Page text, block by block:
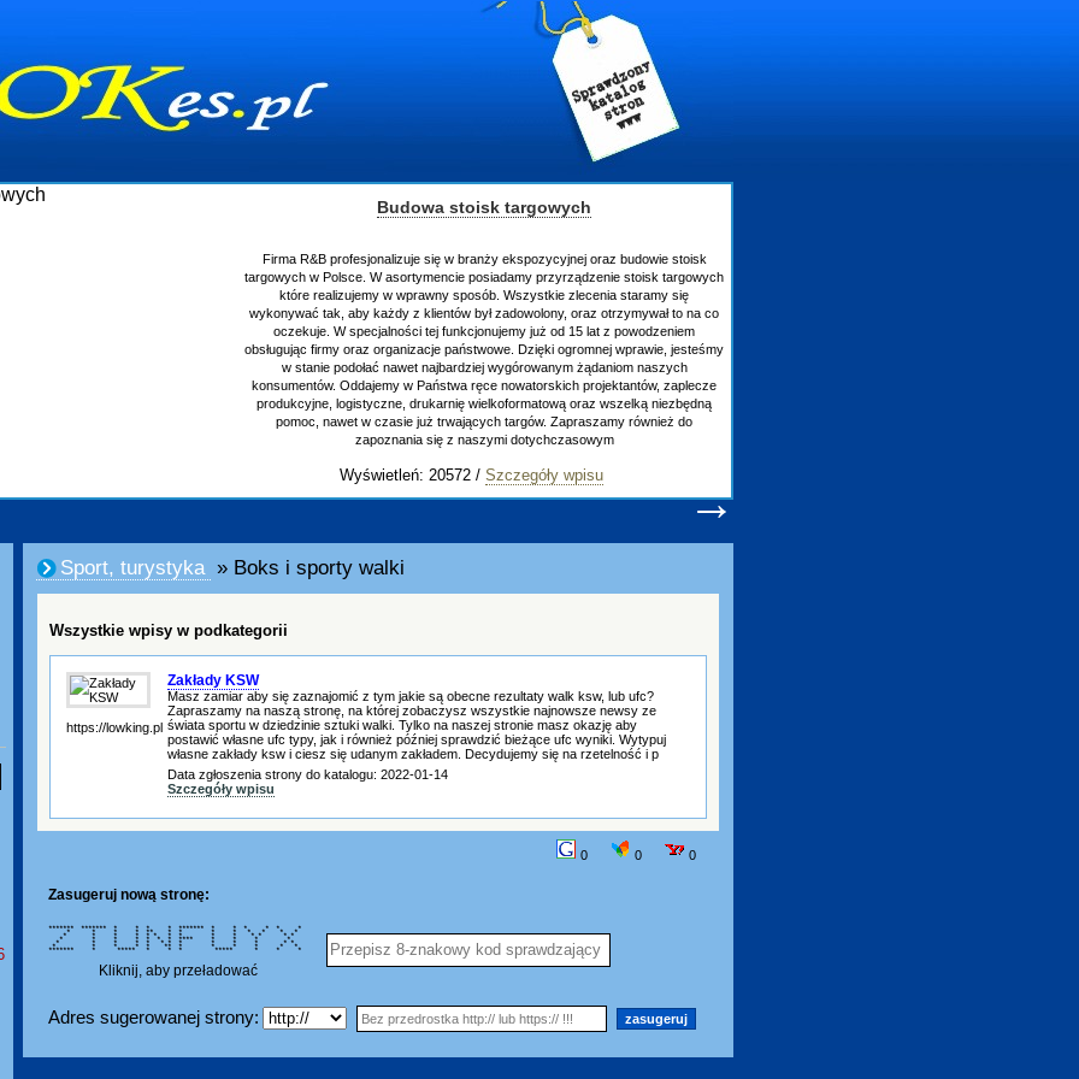
Budowa stoisk targowych
Firma R&B profesjonalizuje się w branży ekspozycyjnej oraz budowie stoisk
targowych w Polsce. W asortymencie posiadamy przyrządzenie stoisk targowych
które realizujemy w wprawny sposób. Wszystkie zlecenia staramy się
wykonywać tak, aby każdy z klientów był zadowolony, oraz otrzymywał to na co
oczekuje. W specjalności tej funkcjonujemy już od 15 lat z powodzeniem
obsługując firmy oraz organizacje państwowe. Dzięki ogromnej wprawie, jesteśmy
w stanie podołać nawet najbardziej wygórowanym żądaniom naszych
konsumentów. Oddajemy w Państwa ręce nowatorskich projektantów, zaplecze
produkcyjne, logistyczne, drukarnię wielkoformatową oraz wszelką niezbędną
pomoc, nawet w czasie już trwających targów. Zapraszamy również do
zapoznania się z naszymi dotychczasowym
Wyświetleń: 20572 / Szczegóły wpisu
→
Sport, turystyka » Boks i sporty walki
Wszystkie wpisy w podkategorii
https://lowking.pl
Zakłady KSW
Masz zamiar aby się zaznajomić z tym jakie są obecne rezultaty walk ksw, lub ufc?
Zapraszamy na naszą stronę, na której zobaczysz wszystkie najnowsze newsy ze
świata sportu w dziedzinie sztuki walki. Tylko na naszej stronie masz okazję aby
postawić własne ufc typy, jak i również później sprawdzić bieżące ufc wyniki. Wytypuj
własne zakłady ksw i ciesz się udanym zakładem. Decydujemy się na rzetelność i p
Data zgłoszenia strony do katalogu: 2022-01-14
Szczegóły wpisu
0 0 0
Zasugeruj nową stronę:
******* ******* * * * * ******* * * * * * *
* * * * ** * * * * * * * *
* * * * * * * * * * * * * *
* * * * * * * **** * * * *
* * * * * * * * * * * * *
* * * * * ** * * * * * *
******* * ***** * * * ***** * * *
Kliknij, aby przeładować
Adres sugerowanej strony: